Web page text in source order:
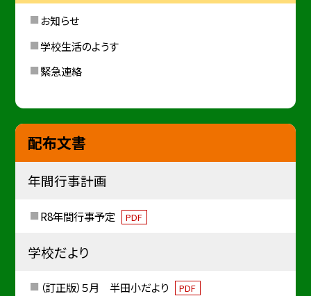
お知らせ
学校生活のようす
緊急連絡
配布文書
年間行事計画
R8年間行事予定 PDF
学校だより
（訂正版）５月 半田小だより PDF